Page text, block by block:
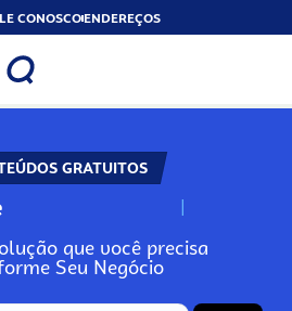
CONOSCOENDEREÇOS
GRATUITOS
N
que você precisa
Seu Negócio